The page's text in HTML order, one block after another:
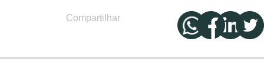
Compartilhar